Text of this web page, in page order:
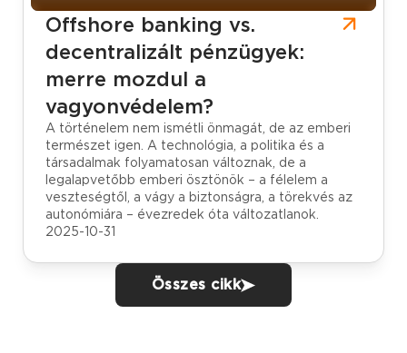
Offshore banking vs.
decentralizált pénzügyek:
merre mozdul a
vagyonvédelem?
A történelem nem ismétli önmagát, de az emberi
természet igen. A technológia, a politika és a
társadalmak folyamatosan változnak, de a
legalapvetőbb emberi ösztönök – a félelem a
veszteségtől, a vágy a biztonságra, a törekvés az
autonómiára – évezredek óta változatlanok.
2025-10-31
Összes cikk